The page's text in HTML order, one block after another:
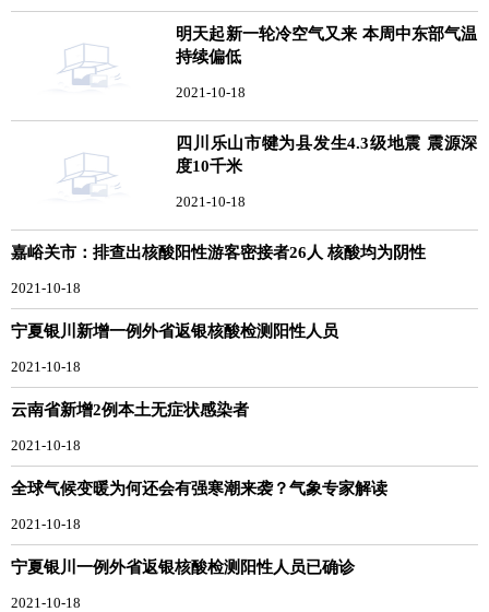
明天起新一轮冷空气又来 本周中东部气温
持续偏低
2021-10-18
四川乐山市犍为县发生4.3级地震 震源深
度10千米
2021-10-18
嘉峪关市：排查出核酸阳性游客密接者26人 核酸均为阴性
2021-10-18
宁夏银川新增一例外省返银核酸检测阳性人员
2021-10-18
云南省新增2例本土无症状感染者
2021-10-18
全球气候变暖为何还会有强寒潮来袭？气象专家解读
2021-10-18
宁夏银川一例外省返银核酸检测阳性人员已确诊
2021-10-18